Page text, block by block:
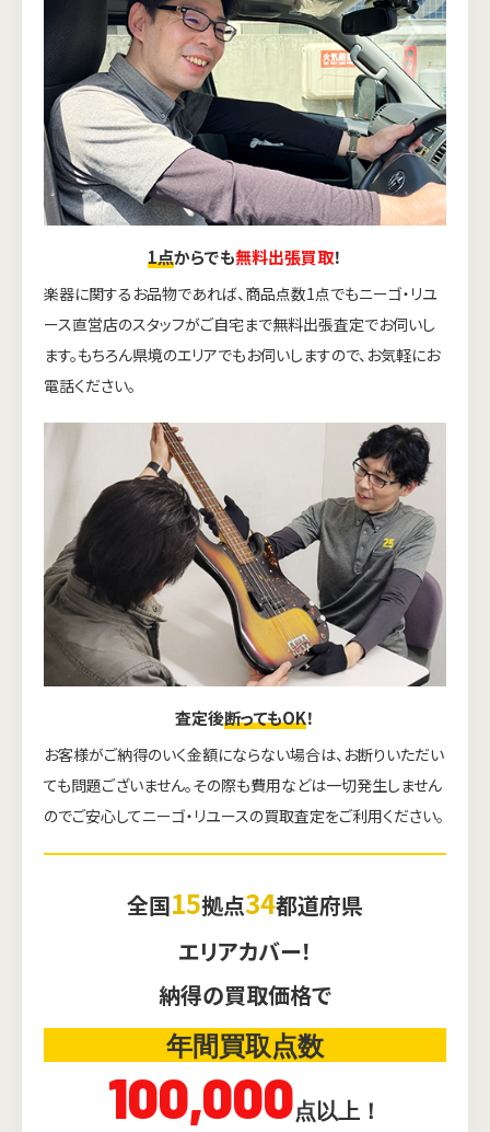
1点からでも無料出張買取！
楽器に関するお品物であれば、商品点数1点でもニーゴ・リユ
ース直営店のスタッフがご自宅まで無料出張査定でお伺いし
ます。もちろん県境のエリアでもお伺いしますので、お気軽にお
電話ください。
査定後断ってもOK！
お客様がご納得のいく金額にならない場合は、お断りいただい
ても問題ございません。その際も費用などは一切発生しません
のでご安心してニーゴ・リユースの買取査定をご利用ください。
全国15拠点34都道府県
エリアカバー！
納得の買取価格で
年間買取点数
100,000点以上！